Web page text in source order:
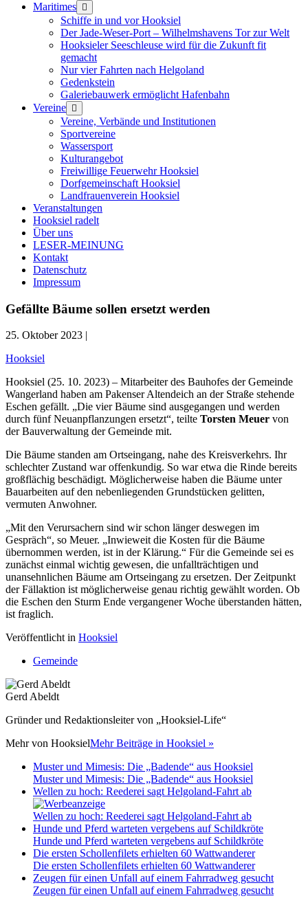
Maritimes Menü
öffnen
Schiffe in und vor Hooksiel
Der Jade-Weser-Port – Wilhelmshavens Tor zur Welt
Hooksieler Seeschleuse wird für die Zukunft fit
gemacht
Nur vier Fahrten nach Helgoland
Gedenkstein
Galeriebauwerk ermöglicht Hafenbahn
Vereine Menü
öffnen
Vereine, Verbände und Institutionen
Sportvereine
Wassersport
Kulturangebot
Freiwillige Feuerwehr Hooksiel
Dorfgemeinschaft Hooksiel
Landfrauenverein Hooksiel
Veranstaltungen
Hooksiel radelt
Über uns
LESER-MEINUNG
Kontakt
Datenschutz
Impressum
Gefällte Bäume sollen ersetzt werden
25. Oktober 2023 |
Hooksiel
Hooksiel (25. 10. 2023) – Mitarbeiter des Bauhofes der Gemeinde
Wangerland haben am Pakenser Altendeich an der Straße stehende
Eschen gefällt. „Die vier Bäume sind ausgegangen und werden
durch fünf Neuanpflanzungen ersetzt“, teilte Torsten Meuer von
der Bauverwaltung der Gemeinde mit.
Die Bäume standen am Ortseingang, nahe des Kreisverkehrs. Ihr
schlechter Zustand war offenkundig. So war etwa die Rinde bereits
großflächig beschädigt. Möglicherweise haben die Bäume unter
Bauarbeiten auf den nebenliegenden Grundstücken gelitten,
vermuten Anwohner.
„Mit den Verursachern sind wir schon länger deswegen im
Gespräch“, so Meuer. „Inwieweit die Kosten für die Bäume
übernommen werden, ist in der Klärung.“ Für die Gemeinde sei es
zunächst einmal wichtig gewesen, die unfallträchtigen und
unansehnlichen Bäume am Ortseingang zu ersetzen. Der Zeitpunkt
der Fällaktion ist möglicherweise genau richtig gewählt worden. Ob
die Eschen den Sturm Ende vergangener Woche überstanden hätten,
ist fraglich.
Veröffentlicht in Hooksiel
Gemeinde
Gerd Abeldt
Gründer und Redaktionsleiter von „Hooksiel-Life“
Mehr von HooksielMehr Beiträge in Hooksiel »
Muster und Mimesis: Die „Badende“ aus Hooksiel
Muster und Mimesis: Die „Badende“ aus Hooksiel
Wellen zu hoch: Reederei sagt Helgoland-Fahrt ab
Wellen zu hoch: Reederei sagt Helgoland-Fahrt ab
Hunde und Pferd warteten vergebens auf Schildkröte
Hunde und Pferd warteten vergebens auf Schildkröte
Die ersten Schollenfilets erhielten 60 Wattwanderer
Die ersten Schollenfilets erhielten 60 Wattwanderer
Zeugen für einen Unfall auf einem Fahrradweg gesucht
Zeugen für einen Unfall auf einem Fahrradweg gesucht